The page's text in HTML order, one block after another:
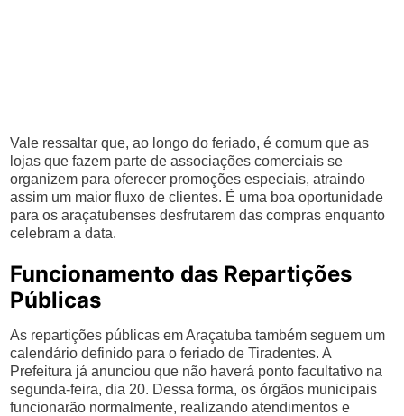
Vale ressaltar que, ao longo do feriado, é comum que as
lojas que fazem parte de associações comerciais se
organizem para oferecer promoções especiais, atraindo
assim um maior fluxo de clientes. É uma boa oportunidade
para os araçatubenses desfrutarem das compras enquanto
celebram a data.
Funcionamento das Repartições
Públicas
As repartições públicas em Araçatuba também seguem um
calendário definido para o feriado de Tiradentes. A
Prefeitura já anunciou que não haverá ponto facultativo na
segunda-feira, dia 20. Dessa forma, os órgãos municipais
funcionarão normalmente, realizando atendimentos e